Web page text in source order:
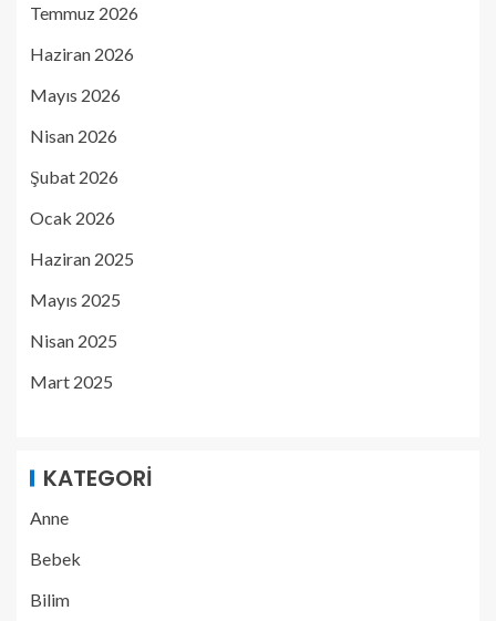
Temmuz 2026
Haziran 2026
Mayıs 2026
Nisan 2026
Şubat 2026
Ocak 2026
Haziran 2025
Mayıs 2025
Nisan 2025
Mart 2025
KATEGORI
Anne
Bebek
Bilim